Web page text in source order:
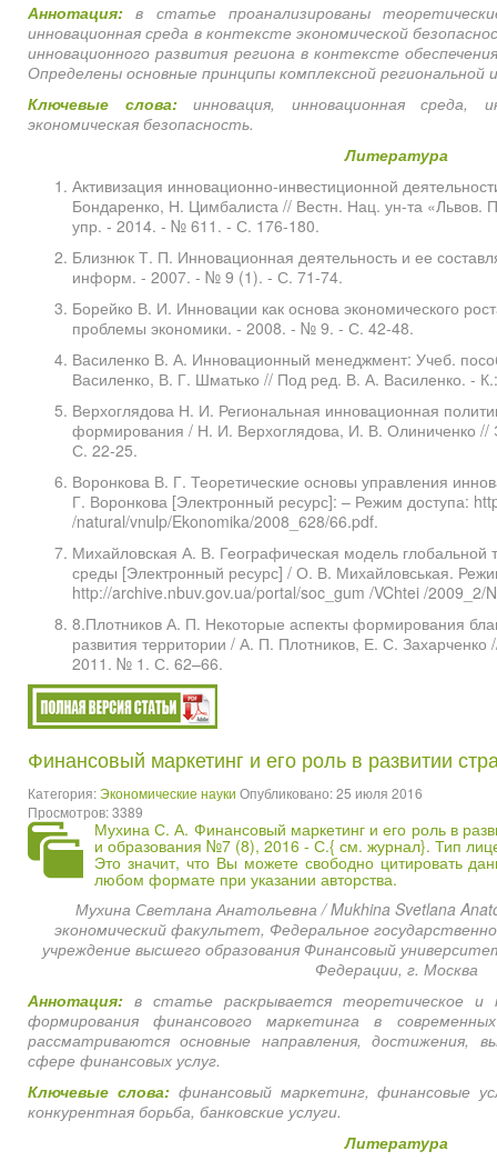
Аннотация: в статье проанализированы
инновационная среда в контексте экономической
инновационного развития региона в контексте
Определены основные принципы комплексной региональной
Ключевые слова:инновация, инновационная среда,
экономическая безопасность.
Литература
Активизация инновационно-инвестиционной
Бондаренко, Н. Цимбалиста // Вестн. Нац. ун-та «Львов.
упр. - 2014. - № 611. - С. 176-180.
Близнюк Т. П. Инновационная деятельность и ее
информ. - 2007. - № 9 (1). - С. 71-74.
Борейко В. И. Инновации как основа экономического
проблемы экономики. - 2008. - № 9. - С. 42-48.
Василенко В. А. Инновационный менеджмент: Учеб.
Василенко, В. Г. Шматько // Под ред. В. А. Василенко. -
Верхоглядова Н. И. Региональная инновационная
формирования / Н. И. Верхоглядова, И. В. Олиниченко
С. 22-25.
Воронкова В. Г. Теоретические основы управления
Г. Воронкова [Электронный ресурс]: – Режим доступа:
/natural/vnulp/Ekonomika/2008_628/66.pdf.
Михайловская А. В. Географическая модель глобальной
среды [Электронный ресурс] / О. В. Михайловськая.
http://archive.nbuv.gov.ua/portal/soc_gum /VChtei /2009_2/
8.Плотников А. П. Некоторые аспекты формирования
развития территории / А. П. Плотников, Е. С. Захарченко
2011. № 1. С. 62–66.
Финансовый маркетинг и его роль в развитии
Категория:Экономические науки Опубликовано: 25 июля 2016
Просмотров: 3389
Мухина С. А. Финансовый маркетинг и его роль в
и образования №7 (8), 2016 - С.{ см. журнал}. Тип
Это значит, что Вы можете свободно цитировать
любом формате при указании авторства.
Мухина Светлана Анатольевна / Mukhina Svetlana
экономический факультет, Федеральное
учреждение высшего образования Финансовый
Федерации, г. Москва
Аннотация: в статье раскрывается теоретическое и
формирования финансового маркетинга в
рассматриваются основные направления, достижения,
сфере финансовых услуг.
Ключевые слова:финансовый маркетинг, финансовые
конкурентная борьба, банковские услуги.
Литература